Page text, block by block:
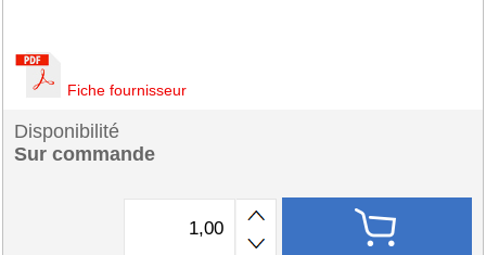
Fiche fournisseur
Disponibilité
Sur commande